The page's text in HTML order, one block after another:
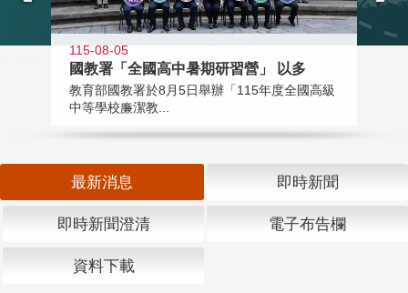
115-08-05
國教署「全國高中暑期研習營」 以多
教育部國教署於8月5日舉辦「115年度全國高級
中等學校廉潔教...
最新消息 即時新聞
即時新聞澄清 電子布告欄
資料下載